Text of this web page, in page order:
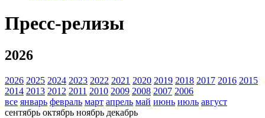
Пресс-релизы
2026
2026 2025 2024 2023 2022 2021 2020 2019 2018 2017 2016 2015
2014 2013 2012 2011 2010 2009 2008 2007 2006
все январь февраль март апрель май июнь июль август
сентябрь октябрь ноябрь декабрь